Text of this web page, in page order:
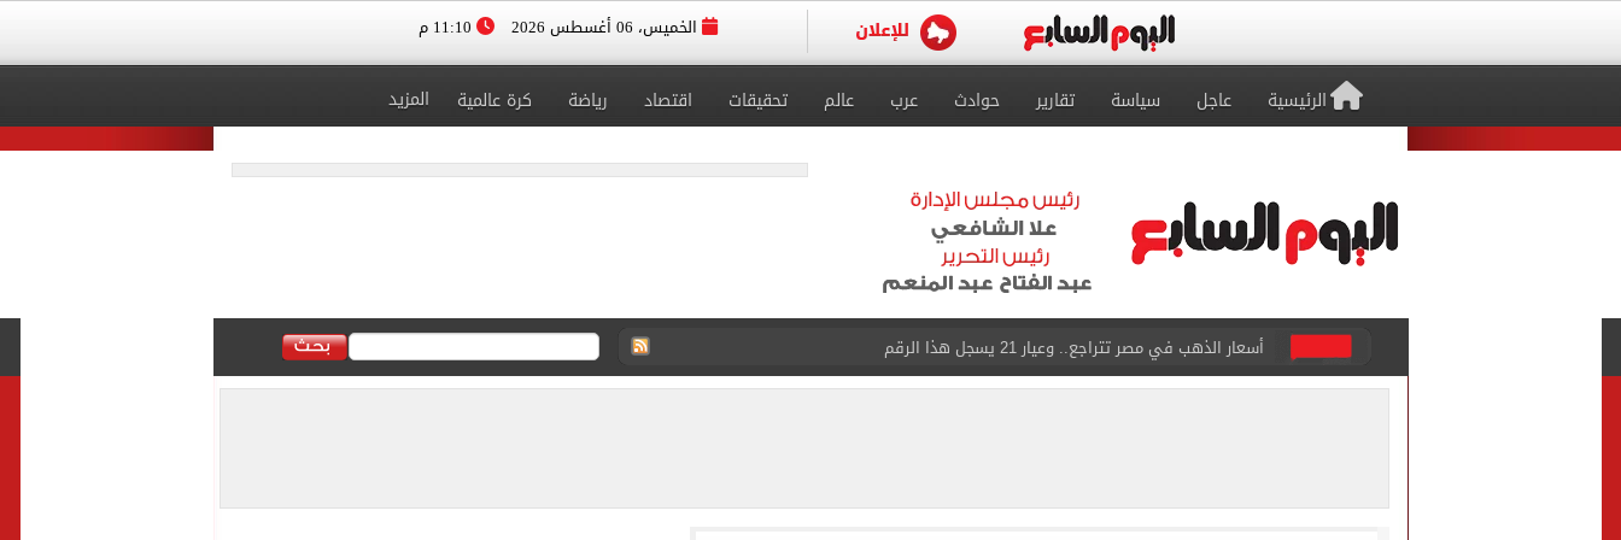
الخميس، 06 أغسطس 2026
الرئيسية عاجل سياسة تقارير حوادث عرب عالم تحقيقات اقتصاد رياضة كرة عالمية المزيد
الاستعلامات تفند ادعاءات ذا صن وميرور حول علاج سيدة بريطانية في شرم الشيخ
حكم تصوير الحوادث والمشاجرات ونشرها على مواقع التواصل
من داخل ستاد طرابزون.. الجماهير تحتفل بمحمد صلاح.. فيديو